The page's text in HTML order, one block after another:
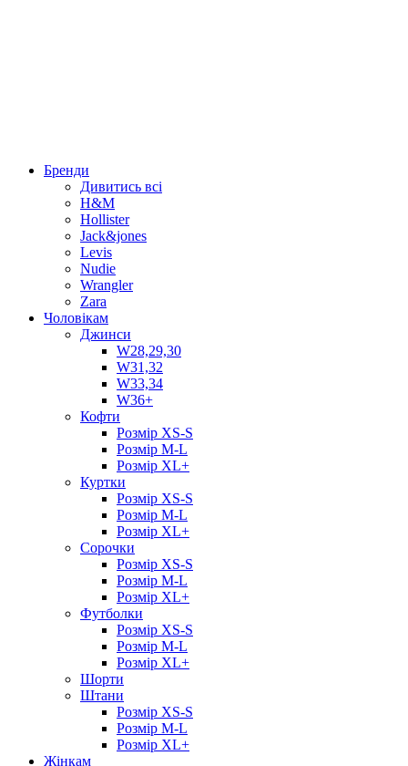
Бренди
Дивитись всі
H&M
Hollister
Jack&jones
Levis
Nudie
Wrangler
Zara
Чоловікам
Джинси
W28,29,30
W31,32
W33,34
W36+
Кофти
Розмір XS-S
Розмір M-L
Розмір XL+
Куртки
Розмір XS-S
Розмір M-L
Розмір XL+
Сорочки
Розмір XS-S
Розмір M-L
Розмір XL+
Футболки
Розмір XS-S
Розмір M-L
Розмір XL+
Шорти
Штани
Розмір XS-S
Розмір M-L
Розмір XL+
Жінкам